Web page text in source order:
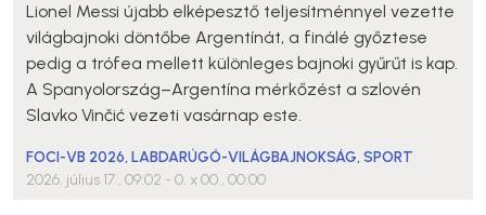
Lionel Messi újabb elképesztő teljesítménnyel vezette
világbajnoki döntőbe Argentínát, a finálé győztese
pedig a trófea mellett különleges bajnoki gyűrűt is kap.
A Spanyolország–Argentína mérkőzést a szlovén
Slavko Vinčić vezeti vasárnap este.
FOCI-VB 2026,LABDARÚGÓ-VILÁGBAJNOKSÁG,SPORT
2026. július 17., 09:02 - 0. x 00., 00:00